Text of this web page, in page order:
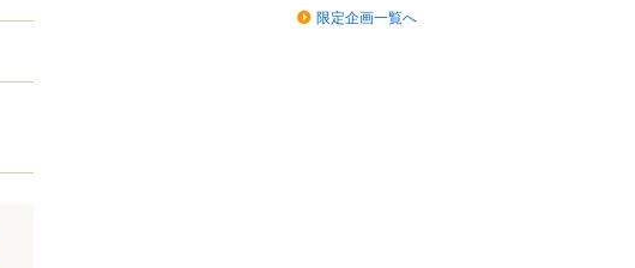
限定企画一覧へ